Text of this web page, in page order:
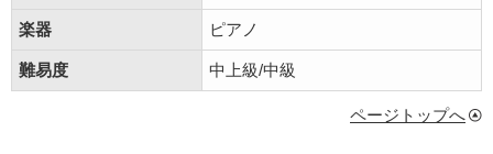
楽器 ピアノ
難易度 中上級/中級
ページトップへ